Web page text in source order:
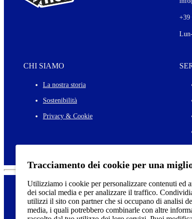
Tracciamento dei cookie per una
Utilizziamo i cookie per personalizzare contenuti ed
dei social media e per analizzare il traffico.
utilizzi il sito con partner che si occupano di analisi
media, i quali potrebbero combinarle con altre
+39
CHI SIAMO
La nostra storia
Sostenibilità
Privacy & Cookie